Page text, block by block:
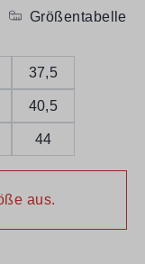
Größentabelle
37,5
40,5
44
aus.